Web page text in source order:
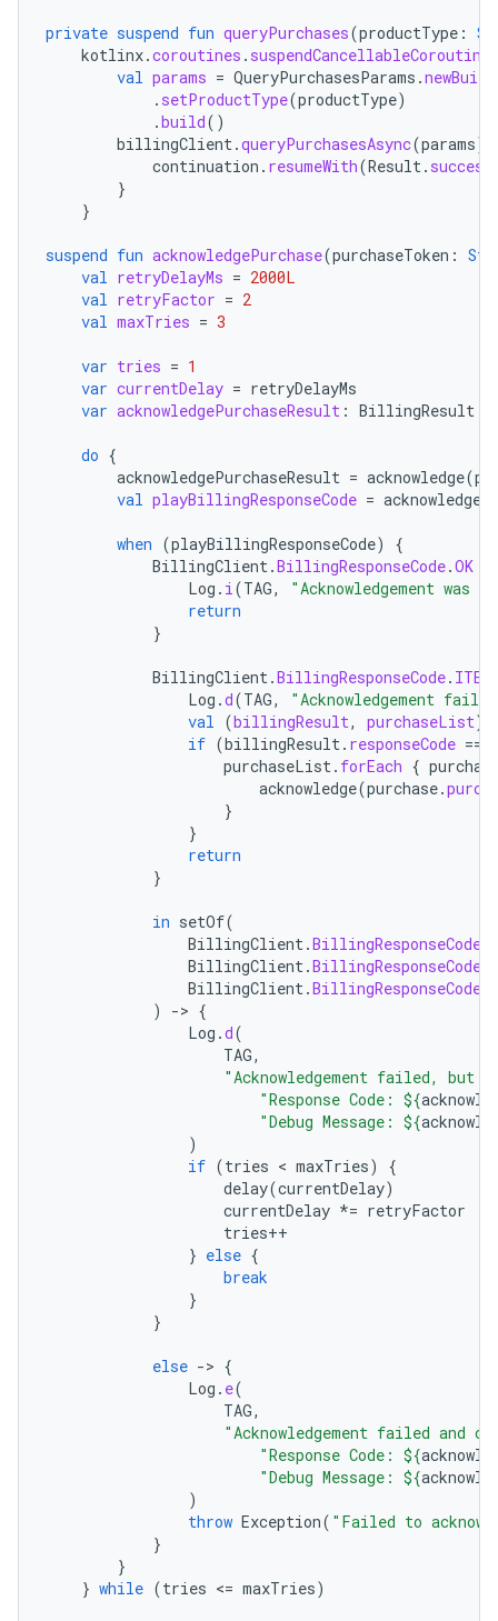
private suspend fun queryPurchases(productType :
kotlinx.coroutines . suspendCancellableCoroutine
val params = QueryPurchasesParams .
. setProductType(productType)
.build()
billingClient.queryPurchasesAsync(params)
continuation . resumeWith(Result. success
}
}
suspend fun acknowledgePurchase(purchaseToken :
val retryDelayMs = 2000L
val retryFactor = 2
val maxTries = 3
var tries = 1
var currentDelay = retryDelayMs
var acknowledgePurchaseResult : BillingResult
do {
acknowledgePurchaseResult = acknowledge(
val playBillingResponseCode =
when (playBillingResponseCode)
{
BillingClient.BillingResponseCode.OK
Log . i(TAG,
"Acknowledgement was
return
}
BillingClient.BillingResponseCode.
Log .d(TAG,
"Acknowledgement failed
val (billingResult, purchaseList)
if (billingResult. responseCode ==
purchaseList. forEach {
acknowledge(purchase.
}
}
return
}
in setOf(
BillingClient.BillingResponseCode
BillingClient.BillingResponseCode
BillingClient.BillingResponseCode
)
-> {
Log .d(
TAG,
"Acknowledgement failed,
"Response Code: ${
"Debug Message: ${
)
if (tries < maxTries)
{
delay(currentDelay)
currentDelay *= retryFactor
tries++
} else {
break
}
}
else -> {
Log . e(
TAG,
"Acknowledgement failed and
"Response Code: ${
"Debug Message: ${
)
throw Exception( "Failed to
}
}
} while (tries <= maxTries)